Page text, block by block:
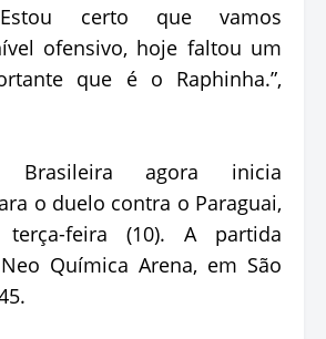
certo que vamos
ofensivo, hoje faltou um
que é o Raphinha.”,
Brasileira agora inicia
o duelo contra o Paraguai,
feira (10). A partida
Química Arena, em São